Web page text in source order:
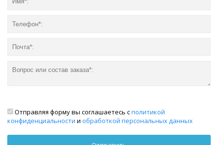
Отправляя форму вы соглашаетесь сполитикой
конфиденциальности и обработкой персональных данных